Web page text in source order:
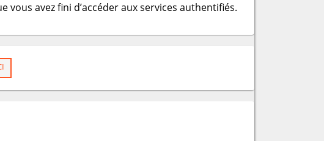
avez fini d’accéder aux services authentifiés.